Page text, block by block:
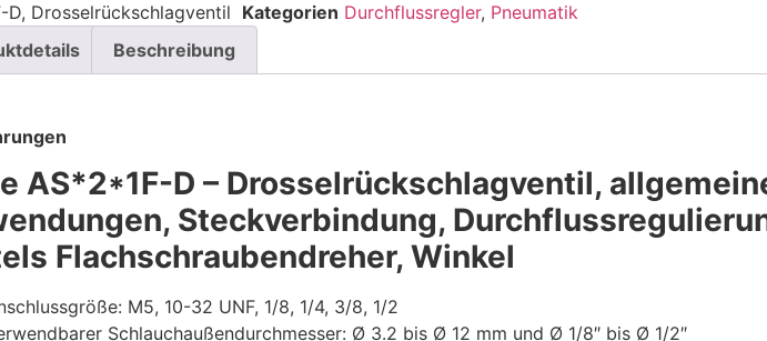
D, Drosselrückschlagventil Kategorien Durchflussregler, Pneumatik
Beschreibung
AS*2*1F-D – Drosselrückschlagventil,
Steckverbindung,
Flachschraubendreher, Winkel
M5, 10-32 UNF, 1/8, 1/4, 3/8, 1/2
Schlauchaußendurchmesser: Ø 3.2 bis Ø 12 mm und Ø 1/8″ bis Ø 1/2″